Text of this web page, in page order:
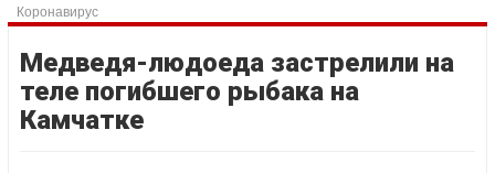
Коронавирус
Медведя-людоеда застрелили на
теле погибшего рыбака на
Камчатке